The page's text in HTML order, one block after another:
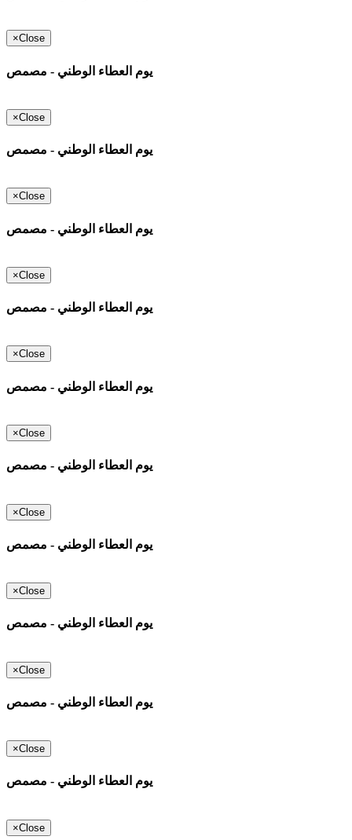
×Close
يوم العطاء الوطني - مصمص
×Close
يوم العطاء الوطني - مصمص
×Close
يوم العطاء الوطني - مصمص
×Close
يوم العطاء الوطني - مصمص
×Close
يوم العطاء الوطني - مصمص
×Close
يوم العطاء الوطني - مصمص
×Close
يوم العطاء الوطني - مصمص
×Close
يوم العطاء الوطني - مصمص
×Close
يوم العطاء الوطني - مصمص
×Close
يوم العطاء الوطني - مصمص
×Close